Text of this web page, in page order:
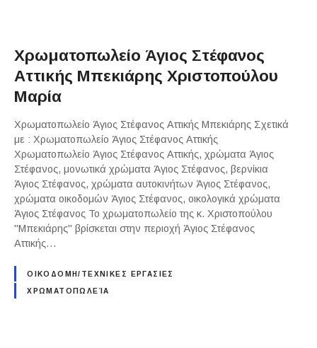
Χρωματοπωλείο Άγιος Στέφανος
Αττικής Μπεκιάρης Χριστοπούλου
Μαρία
Χρωματοπωλείο Άγιος Στέφανος Αττικής Μπεκιάρης Σχετικά
με : Χρωματοπωλείο Άγιος Στέφανος Αττικής
Χρωματοπωλείο Άγιος Στέφανος Αττικής, χρώματα Άγιος
Στέφανος, μονωτικά χρώματα Άγιος Στέφανος, βερνίκια
Άγιος Στέφανος, χρώματα αυτοκινήτων Άγιος Στέφανος,
χρώματα οικοδομών Άγιος Στέφανος, οικολογικά χρώματα
Άγιος Στέφανος Το χρωματοπωλείο της κ. Χριστοπούλου
"Μπεκιάρης" βρίσκεται στην περιοχή Άγιος Στέφανος
Αττικής…
ΟΙΚΟΔΟΜΗ/ΤΕΧΝΙΚΕΣ ΕΡΓΑΣΙΕΣ
ΧΡΩΜΑΤΟΠΩΛΕΊΑ